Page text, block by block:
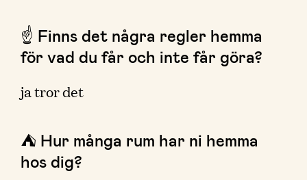
☝️ Finns det några regler hemma
för vad du får och inte får göra?
ja tror det
⛺️ Hur många rum har ni hemma
hos dig?